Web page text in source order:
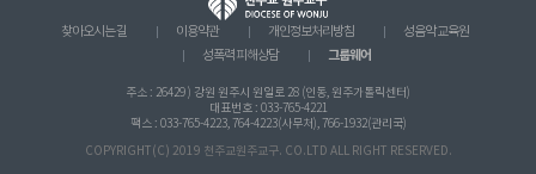
찾아오시는 길 이용약관 개인정보처리방침
성음악 교육원
성폭력 피해상담
그룹웨어
주소 : 26429 ) 강원 원주시 원일로 28 (인동, 원주가톨릭센터)
대표번호 : 033-765-4221
팩스 : 033-765-4223, 764-4223(사무처), 766-1932(관리국)
COPYRIGHT(C) 2019 천주교원주교구. CO.LTD ALL RIGHT RESERVED.